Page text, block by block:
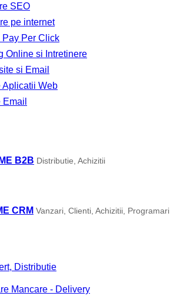
SEO
pe internet
Pay Per Click
Online si Intretinere
si Email
Aplicatii Web
B2B Distributie, Achizitii
CRM Vanzari, Clienti, Achizitii, Programari
Distributie
Mancare - Delivery